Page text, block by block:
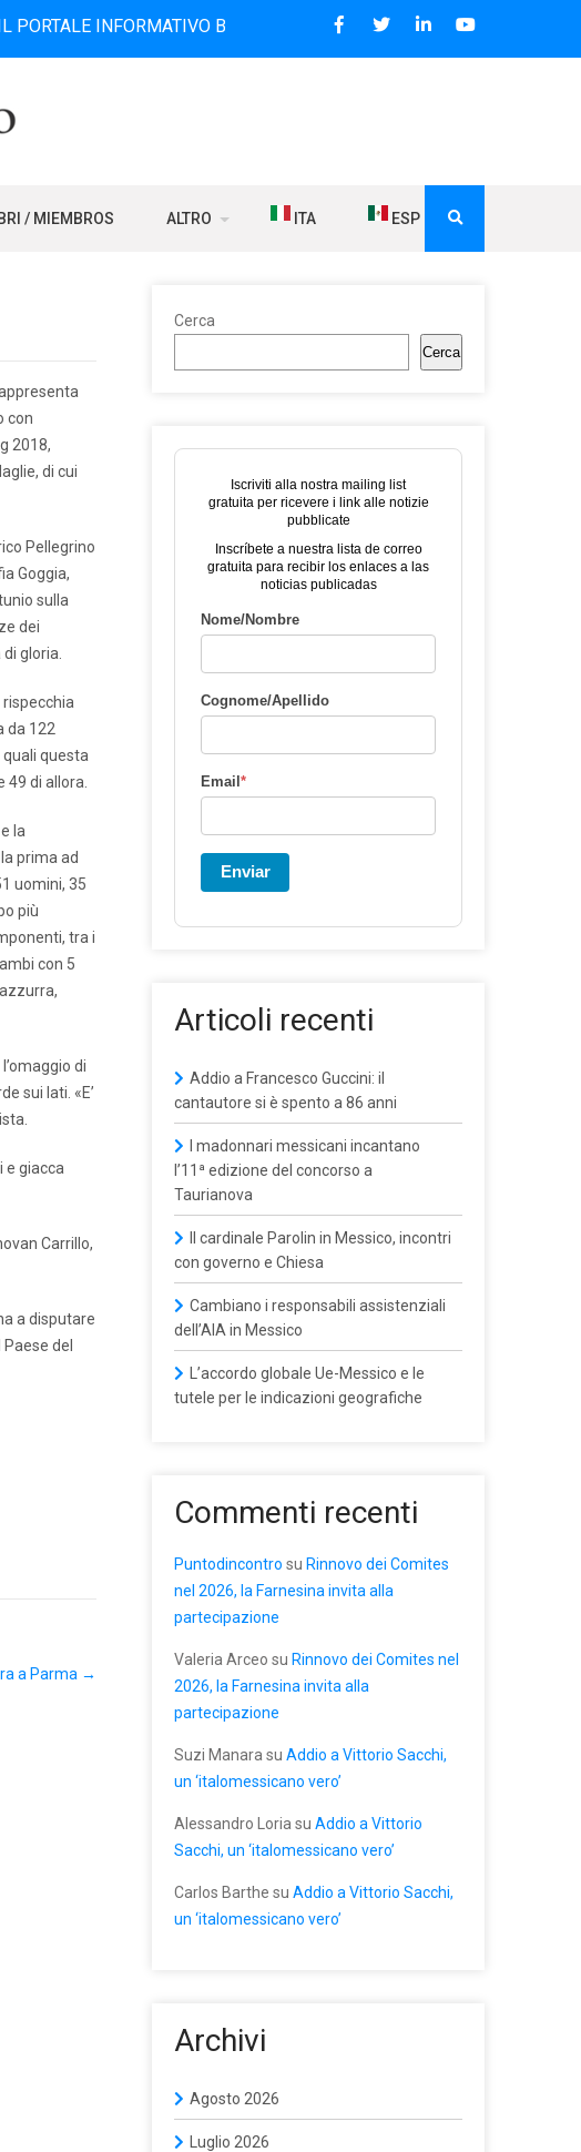
INFORMATIVO BILINGUE CHE DAL 2006 DIFFONDE NOTIZIE SUI
/ MIEMBROS ALTRO ITA ESP
con
2018,
di cui
Pellegrino
Goggia,
sulla
dei
gloria.
da 122
questa
49 di allora.
la
prima ad
uomini, 35
più
tra i
con 5
di
sui lati. «E’
e giacca
Carrillo,
a disputare
del
a Parma →
Cerca
Cerca
Iscriviti alla nostra mailing list
gratuita per ricevere i link alle notizie
pubblicate
Inscríbete a nuestra lista de correo
gratuita para recibir los enlaces a las
noticias publicadas
Nome/Nombre
Cognome/Apellido
Email *
Enviar
Articoli recenti
Addio a Francesco Guccini: il
cantautore si è spento a 86 anni
I madonnari messicani incantano
l’11ª edizione del concorso a
Taurianova
Il cardinale Parolin in Messico, incontri
con governo e Chiesa
Cambiano i responsabili assistenziali
dell’AIA in Messico
L’accordo globale Ue-Messico e le
tutele per le indicazioni geografiche
Commenti recenti
Puntodincontro su Rinnovo dei Comites
nel 2026, la Farnesina invita alla
partecipazione
Valeria Arceo su Rinnovo dei Comites nel
2026, la Farnesina invita alla
partecipazione
Suzi Manara su Addio a Vittorio Sacchi,
un ‘italomessicano vero’
Alessandro Loria su Addio a Vittorio
Sacchi, un ‘italomessicano vero’
Carlos Barthe su Addio a Vittorio Sacchi,
un ‘italomessicano vero’
Archivi
Agosto 2026
Luglio 2026